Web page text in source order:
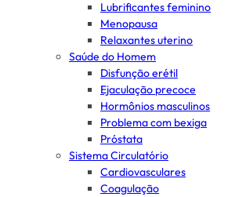
Lubrificantes feminino
Menopausa
Relaxantes uterino
Saúde do Homem
Disfunção erétil
Ejaculação precoce
Hormônios masculinos
Problema com bexiga
Próstata
Sistema Circulatório
Cardiovasculares
Coagulação